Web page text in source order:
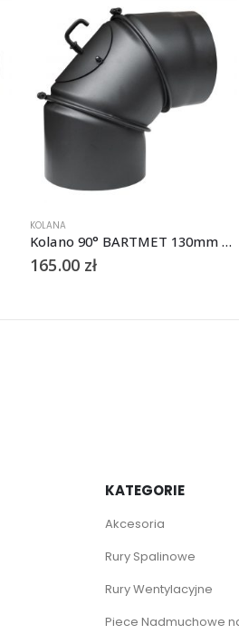
KOLANA
Kolano 90° BARTMET 130mm z szybrem
165.00 zł
KATEGORIE
Akcesoria
Rury Spalinowe
Rury Wentylacyjne
Piece Nadmuchowe